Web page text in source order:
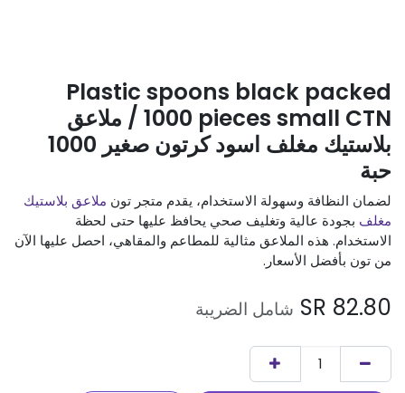
Plastic spoons black packed
1000 pieces small CTN / ملاعق
بلاستيك مغلف اسود كرتون صغير 1000
حبة
لضمان النظافة وسهولة الاستخدام، يقدم متجر تون ملاعق بلاستيك
مغلف بجودة عالية وتغليف صحي يحافظ عليها حتى لحظة
الاستخدام. هذه الملاعق مثالية للمطاعم والمقاهي، احصل عليها الآن
من تون بأفضل الأسعار.
82.80 شامل الضريبة